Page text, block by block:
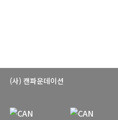
(사) 캔파운데이션